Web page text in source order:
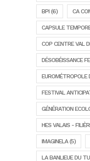
BPI (6) CA
CAPSULE
COP CENTRE VAL
DÉSOBÉISSANCE
EUROMÉTROPOLE
FESTIVAL
GÉNÉRATION
HES VALAIS -
IMAGINELA(5)
LA BANLIEUE DU